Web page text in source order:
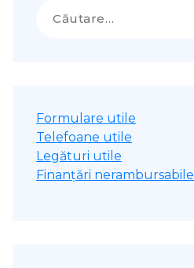
după:
Formulare utile
Telefoane utile
Legături utile
Finanțări nerambursabile